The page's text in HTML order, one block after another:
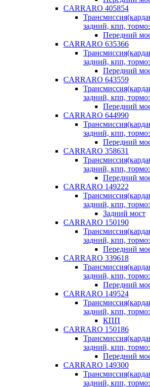
CARRARO 405854
задний, кпп,
Передний
CARRARO 635366
задний, кпп,
Передний
CARRARO 643559
задний, кпп,
Передний
CARRARO 644990
задний, кпп,
Передний
CARRARO 358631
задний, кпп,
Передний
CARRARO 149222
задний, кпп,
Задний мост
CARRARO 150190
задний, кпп,
Передний
CARRARO 339618
задний, кпп,
Передний
CARRARO 149524
задний, кпп,
КПП
CARRARO 150186
задний, кпп,
Передний
CARRARO 149300
задний, кпп,